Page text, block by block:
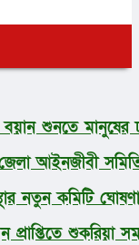
বয়ান শুনতে মানুষের
জেলা আইনজীবী
নতুন কমিটি ঘোষণা
প্রাপ্তিতে